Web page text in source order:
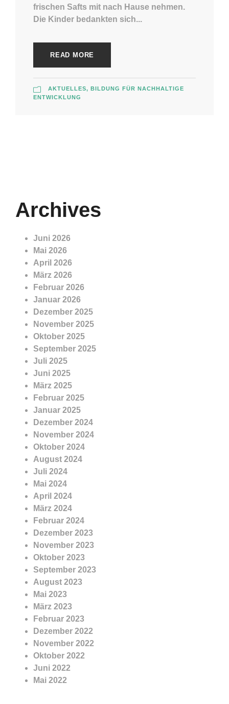
frischen Safts mit nach Hause nehmen.
Die Kinder bedankten sich...
READ MORE
AKTUELLES, BILDUNG FÜR NACHHALTIGE
ENTWICKLUNG
Archives
Juni 2026
Mai 2026
April 2026
März 2026
Februar 2026
Januar 2026
Dezember 2025
November 2025
Oktober 2025
September 2025
Juli 2025
Juni 2025
März 2025
Februar 2025
Januar 2025
Dezember 2024
November 2024
Oktober 2024
August 2024
Juli 2024
Mai 2024
April 2024
März 2024
Februar 2024
Dezember 2023
November 2023
Oktober 2023
September 2023
August 2023
Mai 2023
März 2023
Februar 2023
Dezember 2022
November 2022
Oktober 2022
Juni 2022
Mai 2022